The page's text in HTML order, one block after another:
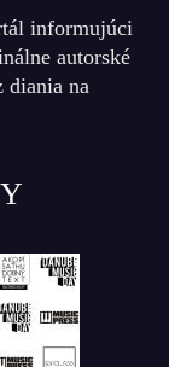
informujúci
autorské
diania na